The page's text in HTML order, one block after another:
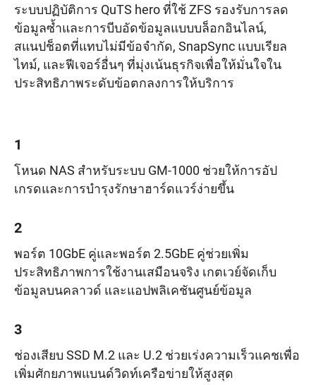
ระบบปฏิบัติการ QuTS hero ที่ใช้ ZFS รองรับการลด
ข้อมูลซ้ำและการบีบอัดข้อมูลแบบบล็อกอินไลน์,
สแนปช็อตที่แทบไม่มีข้อจำกัด, SnapSync แบบเรียล
ไทม์, และฟีเจอร์อื่นๆ ที่มุ่งเน้นธุรกิจเพื่อให้มั่นใจใน
ประสิทธิภาพระดับข้อตกลงการให้บริการ
1
โหนด NAS สำหรับระบบ GM-1000 ช่วยให้การอัป
เกรดและการบำรุงรักษาฮาร์ดแวร์ง่ายขึ้น
2
พอร์ต 10GbE คู่และพอร์ต 2.5GbE คู่ช่วยเพิ่ม
ประสิทธิภาพการใช้งานเสมือนจริง เกตเวย์จัดเก็บ
ข้อมูลบนคลาวด์ และแอปพลิเคชันศูนย์ข้อมูล
3
ช่องเสียบ SSD M.2 และ U.2 ช่วยเร่งความเร็วแคชเพื่อ
เพิ่มศักยภาพแบนด์วิดท์เครือข่ายให้สูงสุด